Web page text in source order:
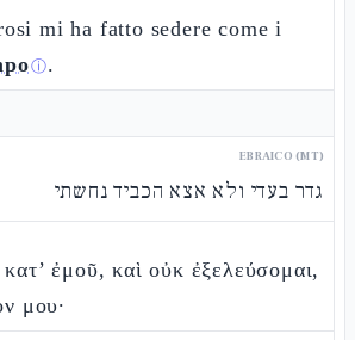
mi ha fatto sedere come i
ⓘ.
EBRAICO (MT)
גדר בעדי ולא אצא הכביד נחשתי
ἐμοῦ, καὶ οὐκ ἐξελεύσομαι,
μου·